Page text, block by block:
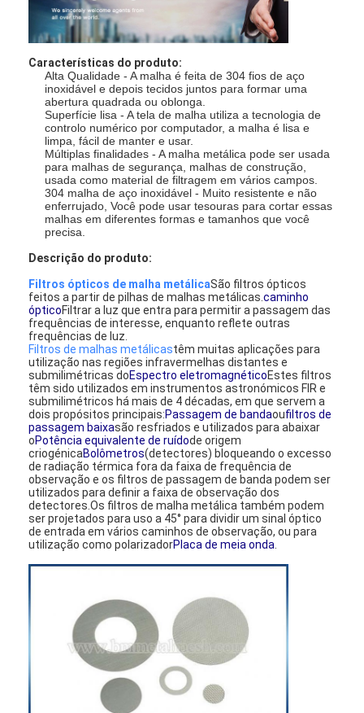
Produtos
Quem Somos
Características do produto:
Alta Qualidade - A malha é feita de 304 fios de aço
inoxidável e depois tecidos juntos para formar uma
abertura quadrada ou oblonga.
Superfície lisa - A tela de malha utiliza a tecnologia de
controlo numérico por computador, a malha é lisa e
limpa, fácil de manter e usar.
Múltiplas finalidades - A malha metálica pode ser usada
para malhas de segurança, malhas de construção,
usada como material de filtragem em vários campos.
304 malha de aço inoxidável - Muito resistente e não
enferrujado, Você pode usar tesouras para cortar essas
malhas em diferentes formas e tamanhos que você
precisa.
Descrição do produto:
Filtros ópticos de malha metálicaSão filtros ópticos
feitos a partir de pilhas de malhas metálicas.caminho
ópticoFiltrar a luz que entra para permitir a passagem das
frequências de interesse, enquanto reflete outras
frequências de luz.
Filtros de malhas metálicastêm muitas aplicações para
utilização nas regiões infravermelhas distantes e
submilimétricas doEspectro eletromagnéticoEstes filtros
têm sido utilizados em instrumentos astronómicos FIR e
submilimétricos há mais de 4 décadas, em que servem a
dois propósitos principais:Passagem de bandaoufiltros de
passagem baixasão resfriados e utilizados para abaixar
oPotência equivalente de ruídode origem
criogénicaBolômetros(detectores) bloqueando o excesso
de radiação térmica fora da faixa de frequência de
observação e os filtros de passagem de banda podem ser
utilizados para definir a faixa de observação dos
detectores.Os filtros de malha metálica também podem
ser projetados para uso a 45° para dividir um sinal óptico
de entrada em vários caminhos de observação, ou para
utilização como polarizadorPlaca de meia onda